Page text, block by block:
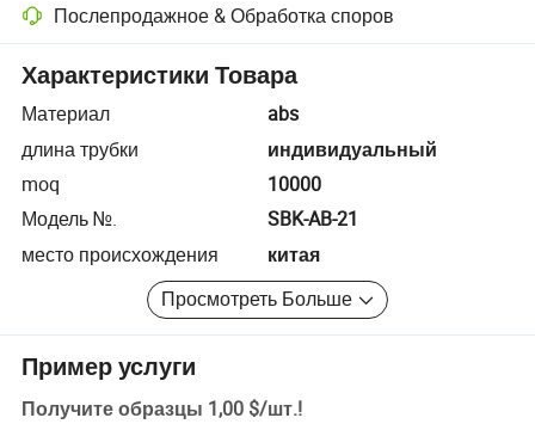
Послепродажное & Обработка споров
Разрешение споров с помощью платформы, включая возврат
Характеристики Товара
Материал
abs
длина трубки
индивидуальный
moq
10000
Модель №.
SBK-AB-21
место происхождения
китая
Просмотреть Больше
Пример услуги
Получите образцы 1,00 $/шт.!